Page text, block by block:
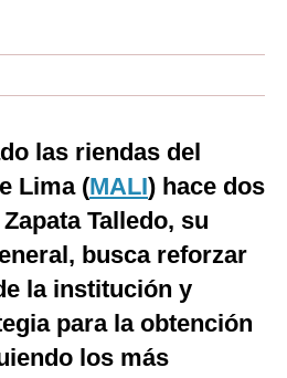
las riendas del
Lima (MALI) hace dos
Talledo, su
busca reforzar
la institución y
para la obtención
los más